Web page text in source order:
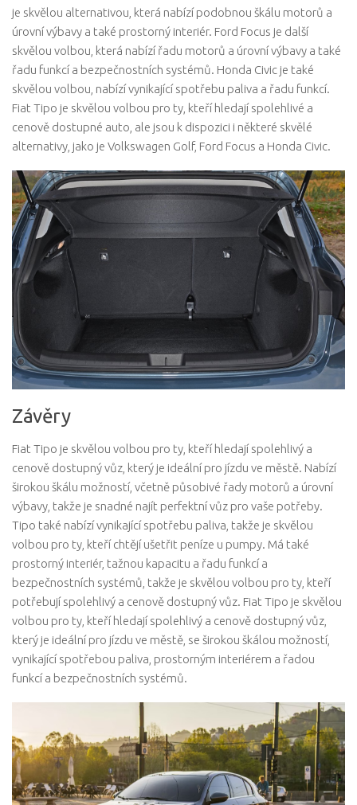
je skvělou alternativou, která nabízí podobnou škálu motorů a
úrovní výbavy a také prostorný interiér. Ford Focus je další
skvělou volbou, která nabízí řadu motorů a úrovní výbavy a také
řadu funkcí a bezpečnostních systémů. Honda Civic je také
skvělou volbou, nabízí vynikající spotřebu paliva a řadu funkcí.
Fiat Tipo je skvělou volbou pro ty, kteří hledají spolehlivé a
cenově dostupné auto, ale jsou k dispozici i některé skvělé
alternativy, jako je Volkswagen Golf, Ford Focus a Honda Civic.
Závěry
Fiat Tipo je skvělou volbou pro ty, kteří hledají spolehlivý a
cenově dostupný vůz, který je ideální pro jízdu ve městě. Nabízí
širokou škálu možností, včetně působivé řady motorů a úrovní
výbavy, takže je snadné najít perfektní vůz pro vaše potřeby.
Tipo také nabízí vynikající spotřebu paliva, takže je skvělou
volbou pro ty, kteří chtějí ušetřit peníze u pumpy. Má také
prostorný interiér, tažnou kapacitu a řadu funkcí a
bezpečnostních systémů, takže je skvělou volbou pro ty, kteří
potřebují spolehlivý a cenově dostupný vůz. Fiat Tipo je skvělou
volbou pro ty, kteří hledají spolehlivý a cenově dostupný vůz,
který je ideální pro jízdu ve městě, se širokou škálou možností,
vynikající spotřebou paliva, prostorným interiérem a řadou
funkcí a bezpečnostních systémů.